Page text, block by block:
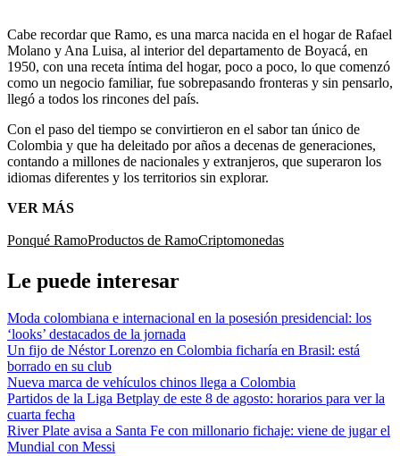
Cabe recordar que Ramo, es una marca nacida en el hogar de Rafael
Molano y Ana Luisa, al interior del departamento de Boyacá, en
1950, con una receta íntima del hogar, poco a poco, lo que comenzó
como un negocio familiar, fue sobrepasando fronteras y sin pensarlo,
llegó a todos los rincones del país.
Con el paso del tiempo se convirtieron en el sabor tan único de
Colombia y que ha deleitado por años a decenas de generaciones,
contando a millones de nacionales y extranjeros, que superaron los
idiomas diferentes y los territorios sin explorar.
VER MÁS
Ponqué RamoProductos de RamoCriptomonedas
Le puede interesar
Moda colombiana e internacional en la posesión presidencial: los
‘looks’ destacados de la jornada
Un fijo de Néstor Lorenzo en Colombia ficharía en Brasil: está
borrado en su club
Nueva marca de vehículos chinos llega a Colombia
Partidos de la Liga Betplay de este 8 de agosto: horarios para ver la
cuarta fecha
River Plate avisa a Santa Fe con millonario fichaje: viene de jugar el
Mundial con Messi